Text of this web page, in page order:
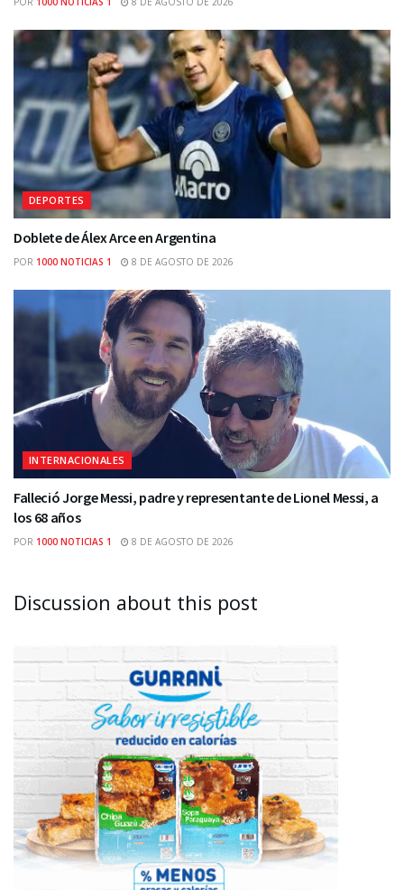
DEPORTES
Doblete de Álex Arce en Argentina
POR 1000 NOTICIAS 1 8 DE AGOSTO DE 2026
INTERNACIONALES
Falleció Jorge Messi, padre y representante de Lionel Messi, a
los 68 años
POR 1000 NOTICIAS 1 8 DE AGOSTO DE 2026
Discussion about this post